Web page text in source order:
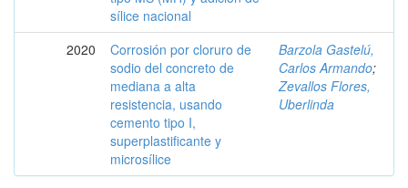
sílice nacional
2020
Corrosión por cloruro de
sodio del concreto de
mediana a alta
resistencia, usando
cemento tipo I,
superplastificante y
microsílice
Barzola Gastelú,
Carlos Armando;
Zevallos Flores,
Uberlinda